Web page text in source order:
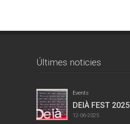
Últimes noticies
Events
DEIÀ FEST 2025
12-06-2025